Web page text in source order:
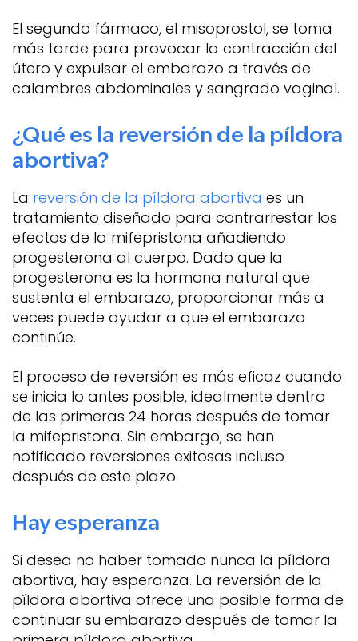
El segundo fármaco, el misoprostol, se toma
más tarde para provocar la contracción del
útero y expulsar el embarazo a través de
calambres abdominales y sangrado vaginal.
¿Qué es la reversión de la píldora
abortiva?
La reversión de la píldora abortiva es un
tratamiento diseñado para contrarrestar los
efectos de la mifepristona añadiendo
progesterona al cuerpo. Dado que la
progesterona es la hormona natural que
sustenta el embarazo, proporcionar más a
veces puede ayudar a que el embarazo
continúe.
El proceso de reversión es más eficaz cuando
se inicia lo antes posible, idealmente dentro
de las primeras 24 horas después de tomar
la mifepristona. Sin embargo, se han
notificado reversiones exitosas incluso
después de este plazo.
Hay esperanza
Si desea no haber tomado nunca la píldora
abortiva, hay esperanza. La reversión de la
píldora abortiva ofrece una posible forma de
continuar su embarazo después de tomar la